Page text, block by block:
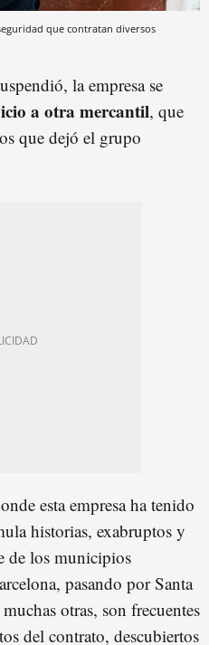
que contratan diversos
la empresa se
a otra mercantil, que
que dejó el grupo
esta empresa ha tenido
historias, exabruptos y
de los municipios
pasando por Santa
otras, son frecuentes
del contrato, descubiertos